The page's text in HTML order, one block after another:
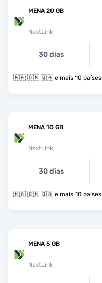
MENA 20 GB
NextLink
30 dias
🇲🇦 🇴🇲 🇶🇦 e mais 10 países
MENA 10 GB
NextLink
30 dias
🇲🇦 🇴🇲 🇶🇦 e mais 10 países
MENA 5 GB
NextLink